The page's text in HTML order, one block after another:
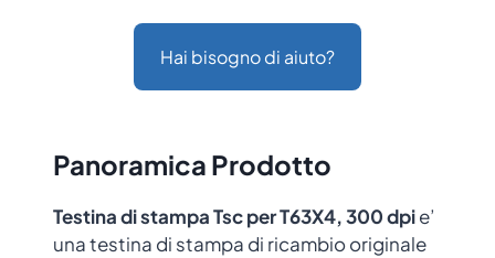
Hai bisogno di aiuto?
Panoramica Prodotto
Testina di stampa Tsc per T63X4, 300 dpie’
una testina di stampa di ricambio originale